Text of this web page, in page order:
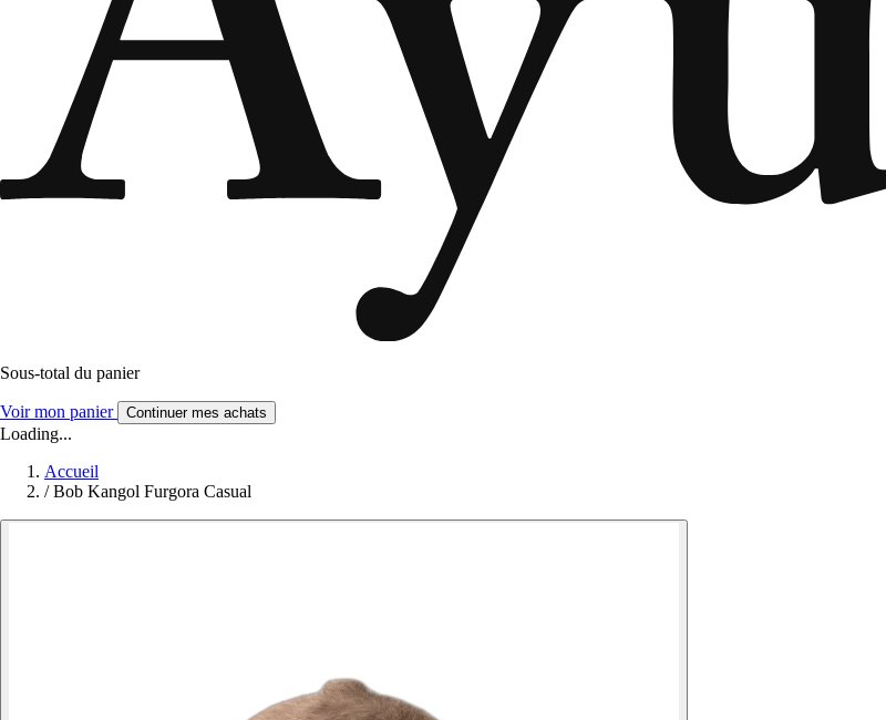
Sous-total du panier
Voir mon panier Continuer mes achats
Loading...
Accueil
/ Bob Kangol Furgora Casual